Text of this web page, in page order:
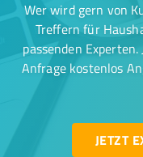
Wer wird gern von
Treffern für
passenden
Anfrage kostenlos
JETZT